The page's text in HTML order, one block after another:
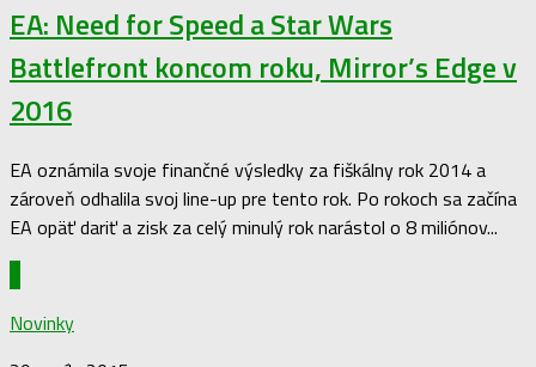
EA: Need for Speed a Star Wars
Battlefront koncom roku, Mirror’s Edge v
2016
EA oznámila svoje finančné výsledky za fiškálny rok 2014 a
zároveň odhalila svoj line-up pre tento rok. Po rokoch sa začína
EA opäť dariť a zisk za celý minulý rok narástol o 8 miliónov...
Novinky